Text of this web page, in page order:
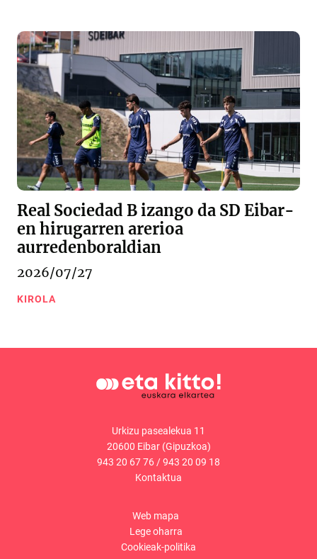
Real Sociedad B izango da SD Eibar-
en hirugarren arerioa
aurredenboraldian
2026/07/27
KIROLA
Urkizu pasealekua 11
20600 Eibar (Gipuzkoa)
943 20 67 76/943 20 09 18
Kontaktua
Web mapa
Lege oharra
Cookieak-politika